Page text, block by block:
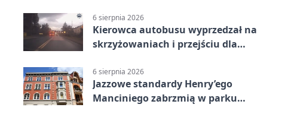
6 sierpnia 2026
Kierowca autobusu wyprzedzał na
skrzyżowaniach i przejściu dla
6 sierpnia 2026
Jazzowe standardy Henry’ego
Manciniego zabrzmią w parku